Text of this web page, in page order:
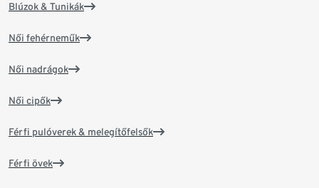
Blúzok & Tunikák
Női fehérneműk
Női nadrágok
Női cipők
Férfi pulóverek & melegítőfelsők
Férfi övek